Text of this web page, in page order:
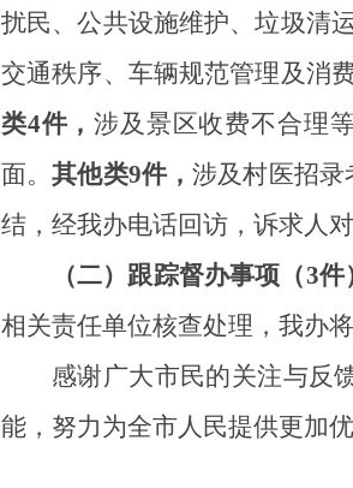
扰民、公共设施维护、垃圾清
交通秩序、车辆规范管理及消
类4件，涉及 景区收费不合理
面。其他类9件，涉及村医招录
结，经我办电话回访，诉求人
（二）跟踪督办事项（3件
相关责任单位核查处理，我办
感谢广大市民的关注与反
能，努力为全市人民提供更加